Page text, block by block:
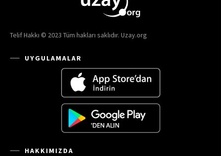
Telif Hakkı © 2023 Tüm hakları saklıdır. Uzay.org
UYGULAMALAR
HAKKIMIZDA